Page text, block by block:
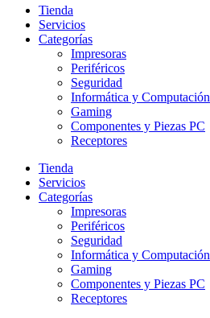
Tienda
Servicios
Categorías
Impresoras
Periféricos
Seguridad
Informática y Computación
Gaming
Componentes y Piezas PC
Receptores
Tienda
Servicios
Categorías
Impresoras
Periféricos
Seguridad
Informática y Computación
Gaming
Componentes y Piezas PC
Receptores